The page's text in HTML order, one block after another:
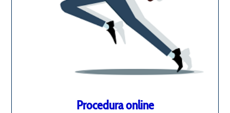
Procedura online